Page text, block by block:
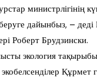
министрлігінің
дайынбыз, –
Роберт Брудзински.
экология
Құрмет